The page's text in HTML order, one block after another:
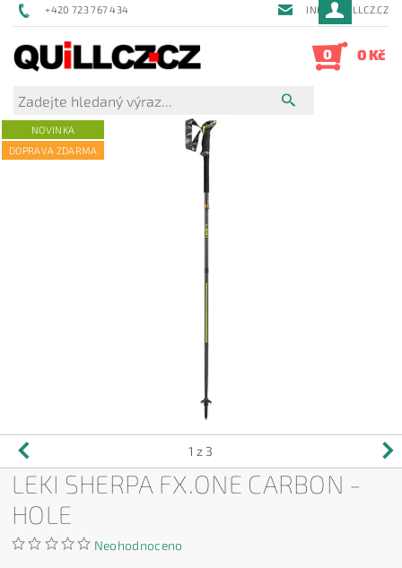
+420 723 767 434 INFO@QUILLCZ.CZ
0 0 Kč
NOVINKA
DOPRAVA ZDARMA
1 z 3
LEKI SHERPA FX.ONE CARBON -
HOLE
Neohodnoceno